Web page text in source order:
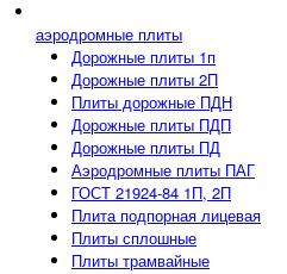
аэродромные плиты
Дорожные плиты 1п
Дорожные плиты 2П
Плиты дорожные ПДН
Дорожные плиты ПДП
Дорожные плиты ПД
Аэродромные плиты ПАГ
ГОСТ 21924-84 1П, 2П
Плита подпорная лицевая
Плиты сплошные
Плиты трамвайные